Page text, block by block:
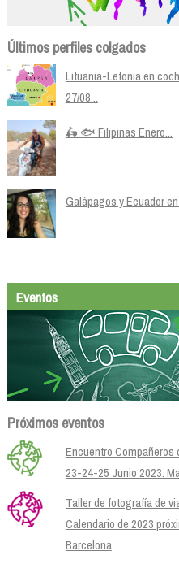
Últimos perfiles colgados
Lituania-Letonia en
27/08...
🛵 🐟 Filipinas Enero...
Galápagos y Ecuador
Eventos
Próximos eventos
Encuentro Compañeros
23-24-25 Junio 2023.
Taller de fotografía de
Calendario de 2023
Barcelona